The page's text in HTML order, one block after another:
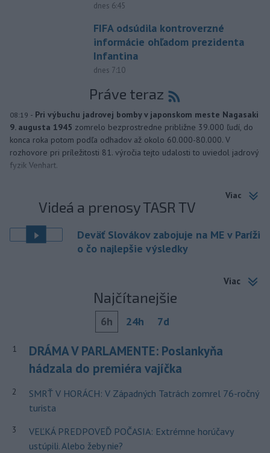
dnes 6:45
FIFA odsúdila kontroverzné
informácie ohľadom prezidenta
Infantina
dnes 7:10
Práve teraz
08:19 - Pri výbuchu jadrovej bomby v japonskom meste Nagasaki
9. augusta 1945 zomrelo bezprostredne približne 39.000 ľudí, do
konca roka potom podľa odhadov až okolo 60.000-80.000. V
rozhovore pri príležitosti 81. výročia tejto udalosti to uviedol jadrový
fyzik Venhart.
Viac
Videá a prenosy TASR TV
Deväť Slovákov zabojuje na ME v Paríži
o čo najlepšie výsledky
Viac
Najčítanejšie
6h 24h 7d
1
DRÁMA V PARLAMENTE: Poslankyňa
hádzala do premiéra vajíčka
2
SMRŤ V HORÁCH: V Západných Tatrách zomrel 76-ročný
turista
3
VEĽKÁ PREDPOVEĎ POČASIA: Extrémne horúčavy
ustúpili. Alebo žeby nie?